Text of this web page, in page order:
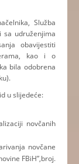
Služba
sa udruženjima
obavijestiti
kao i o
bila odobrena
u slijedeće:
novčanih
novčane
FBiH”,broj.